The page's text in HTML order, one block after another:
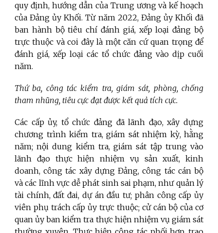
quy định, hướng dẫn của Trung ương và kế hoạch
của Đảng ủy Khối. Từ năm 2022, Đảng ủy Khối đã
ban hành bộ tiêu chí đánh giá, xếp loại đảng bộ
trực thuộc và coi đây là một căn cứ quan trọng để
đánh giá, xếp loại các tổ chức đảng vào dịp cuối
năm.
Thứ ba, công tác kiểm tra, giám sát, phòng, chống
tham nhũng, tiêu cực đạt được kết quả tích cực.
Các cấp ủy, tổ chức đảng đã lãnh đạo, xây dựng
chương trình kiểm tra, giám sát nhiệm kỳ, hằng
năm; nội dung kiểm tra, giám sát tập trung vào
lãnh đạo thực hiện nhiệm vụ sản xuất, kinh
doanh, công tác xây dựng Đảng, công tác cán bộ
và các lĩnh vực dễ phát sinh sai phạm, như quản lý
tài chính, đất đai, dự án đầu tư; phân công cấp ủy
viên phụ trách cấp ủy trực thuộc; cử cán bộ của cơ
quan ủy ban kiểm tra thực hiện nhiệm vụ giám sát